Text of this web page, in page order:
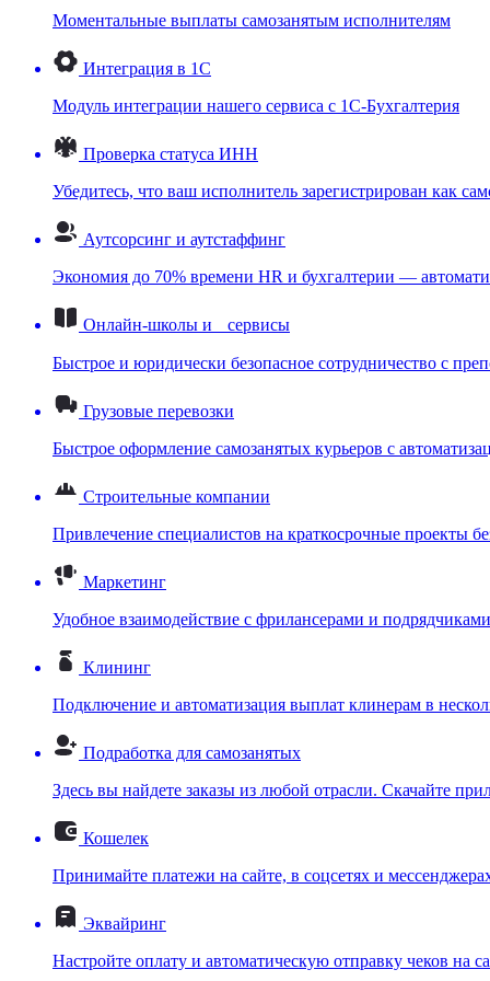
Моментальные выплаты самозанятым исполнителям
Интеграция в 1С
Модуль интеграции нашего сервиса с 1С-Бухгалтерия
Проверка статуса ИНН
Убедитесь, что ваш исполнитель зарегистрирован как
Аутсорсинг и аутстаффинг
Экономия до 70% времени HR и бухгалтерии —
Онлайн-школы и сервисы
Быстрое и юридически безопасное сотрудничество с
Грузовые перевозки
Быстрое оформление самозанятых курьеров с
Строительные компании
Привлечение специалистов на краткосрочные проекты
Маркетинг
Удобное взаимодействие с фрилансерами и
Клининг
Подключение и автоматизация выплат клинерам в
Подработка для самозанятых
Здесь вы найдете заказы из любой отрасли. Скачайте
Кошелек
Принимайте платежи на сайте, в соцсетях и
Эквайринг
Настройте оплату и автоматическую отправку чеков на